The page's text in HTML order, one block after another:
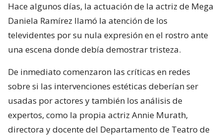
Hace algunos días, la actuación de la actriz de Mega
Daniela Ramírez llamó la atención de los
televidentes por su nula expresión en el rostro ante
una escena donde debía demostrar tristeza.
De inmediato comenzaron las críticas en redes
sobre si las intervenciones estéticas deberían ser
usadas por actores y también los análisis de
expertos, como la propia actriz Annie Murath,
directora y docente del Departamento de Teatro de